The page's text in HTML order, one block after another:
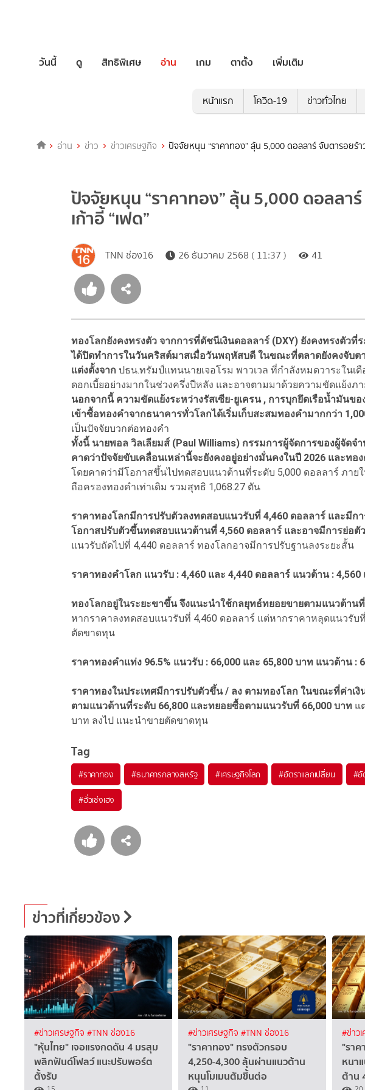
วันนี้ ดู สิทธิพิเศษ อ่าน เกม ตาตั้ง เพิ่มเติม
หน้าแรก โควิด-19 ข่าวทั่วไทย
อ่าน ข่าว ข่าวเศรษฐกิจ ปัจจัยหนุน “ราคาทอง” ลุ้น 5,000 ดอลลาร์ จับตารอยร้า
ปัจจัยหนุน “ราคาทอง” ลุ้น 5,000 ดอลลา
เก้าอี้ “เฟด”
TNN ช่อง16 26 ธันวาคม 2568 ( 11:37 ) 41
ทองโลกยังคงทรงตัว จากการที่ดัชนีเงินดอลลาร์ (DXY) ยังคงทรงตัว
ได้ปิดทำการในวันคริสต์มาสเมื่อวันพฤหัสบดี ในขณะที่ตลาดยังคงจับต
แต่งตั้งจาก ปธน.ทรัมป์แทนนายเจอโรม พาวเวล ที่กำลังหมดวาระในเ
ดอกเบี้ยอย่างมากในช่วงครึ่งปีหลัง และอาจตามมาด้วยความขัดแย้งภ
นอกจากนี้ ความขัดแย้งระหว่างรัสเซีย-ยูเครน , การบุกยึดเรือน้ำมันขอ
เข้าซื้อทองคำจากธนาคารทั่วโลกได้เริ่มเก็บสะสมทองคำมากกว่า
เป็นปัจจัยบวกต่อทองคำ
ทั้งนี้ นายพอล วิลเลียมส์ (Paul Williams) กรรมการผู้จัดการของผู้จัดจ
คาดว่าปัจจัยขับเคลื่อนเหล่านี้จะยังคงอยู่อย่างมั่นคงในปี 2026 และท
โดยคาดว่ามีโอกาสขึ้นไปทดสอบแนวต้านที่ระดับ 5,000 ดอลลาร์ ภาย
ถือครองทองคำเท่าเดิม รวมสุทธิ 1,068.27 ตัน
ราคาทองโลกมีการปรับตัวลงทดสอบแนวรับที่ 4,460 ดอลลาร์ และมีก
โอกาสปรับตัวขึ้นทดสอบแนวต้านที่ 4,560 ดอลลาร์ และอาจมีการย่อตั
แนวรับถัดไปที่ 4,440 ดอลลาร์ ทองโลกอาจมีการปรับฐานลงระยะสั้น
ราคาทองคำโลก แนวรับ : 4,460 และ 4,440 ดอลลาร์ แนวต้าน : 4,560
ทองโลกอยู่ในระยะขาขึ้น จึงแนะนำใช้กลยุทธ์ทยอยขายตามแนวต้าน
หากราคาลงทดสอบแนวรับที่ 4,460 ดอลลาร์ แต่หากราคาหลุดแนวรับ
ตัดขาดทุน
ราคาทองคำแท่ง 96.5% แนวรับ : 66,000 และ 65,800 บาท แนวต้าน :
ราคาทองในประเทศมีการปรับตัวขึ้น / ลง ตามทองโลก ในขณะที่ค่าเ
ตามแนวต้านที่ระดับ 66,800 และทยอยซื้อตามแนวรับที่ 66,000 บาท แ
บาท ลงไป แนะนำขายตัดขาดทุน
Tag
#ราคาทอง #ธนาคารกลางสหรัฐ #เศรษฐกิจโลก #อัตราแลกเปลี่ยน #อั
#ฮั่วเซ่งเฮง
ข่าวที่เกี่ยวข้อง
#ข่าวเศรษฐกิจ #TNN ช่อง16
"หุ้นไทย" เจอแรงกดดัน 4 มรสุม
พลิกฟันด์โฟลว์ แนะปรับพอร์ต
ตั้งรับ
#ข่าวเศรษฐกิจ #TNN ช่อง16
"ราคาทอง" ทรงตัวกรอบ
4,250-4,300 ลุ้นผ่านแนวต้าน
หนุนโมเมนตัมขึ้นต่อ
#ข่าว
"ราค
หนา
ต้าน